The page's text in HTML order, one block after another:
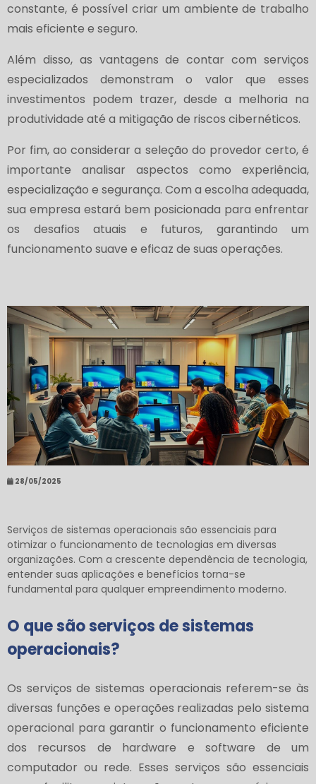
constante, é possível criar um ambiente de trabalho
mais eficiente e seguro.
Além disso, as vantagens de contar com serviços
especializados demonstram o valor que esses
investimentos podem trazer, desde a melhoria na
produtividade até a mitigação de riscos cibernéticos.
Por fim, ao considerar a seleção do provedor certo, é
importante analisar aspectos como experiência,
especialização e segurança. Com a escolha adequada,
sua empresa estará bem posicionada para enfrentar
os desafios atuais e futuros, garantindo um
funcionamento suave e eficaz de suas operações.
28/05/2025
Serviços de sistemas operacionais são essenciais para
otimizar o funcionamento de tecnologias em diversas
organizações. Com a crescente dependência de tecnologia,
entender suas aplicações e benefícios torna-se
fundamental para qualquer empreendimento moderno.
O que são serviços de sistemas
operacionais?
Os serviços de sistemas operacionais referem-se às
diversas funções e operações realizadas pelo sistema
operacional para garantir o funcionamento eficiente
dos recursos de hardware e software de um
computador ou rede. Esses serviços são essenciais